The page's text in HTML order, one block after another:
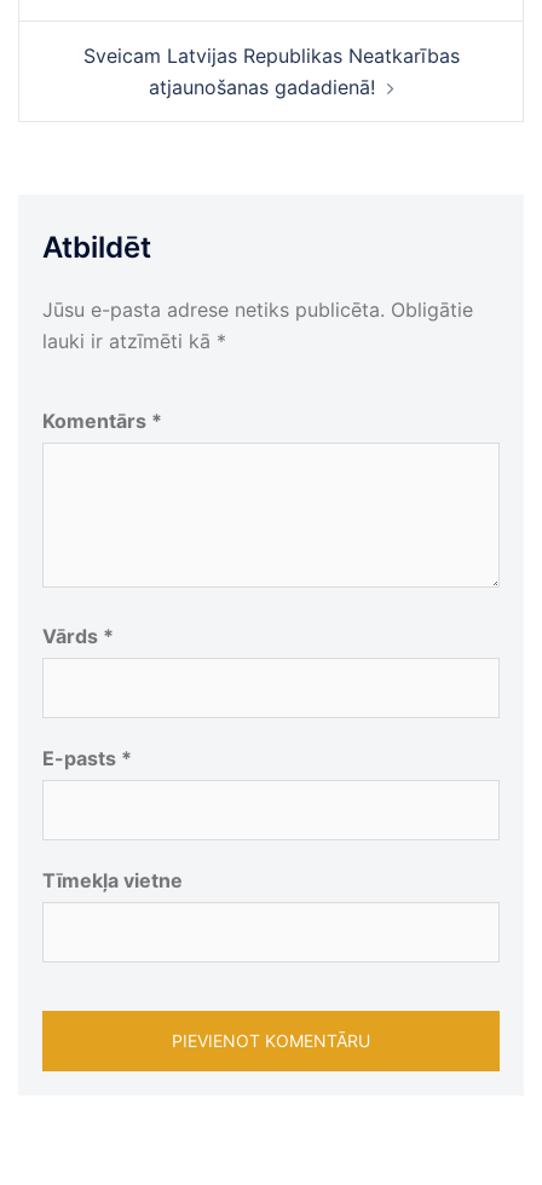
Sveicam Latvijas Republikas Neatkarības
atjaunošanas gadadienā!
Atbildēt
Jūsu e-pasta adrese netiks publicēta. Obligātie
lauki ir atzīmēti kā *
Komentārs *
Vārds *
E-pasts *
Tīmekļa vietne